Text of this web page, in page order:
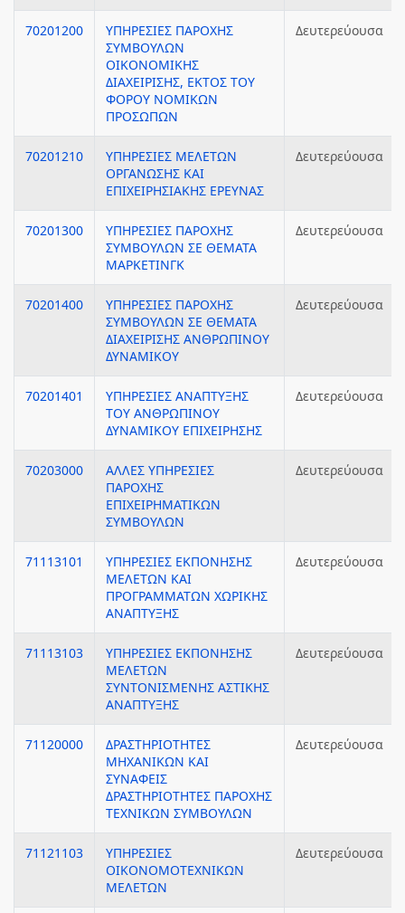
70201200
ΥΠΗΡΕΣΙΕΣ ΠΑΡΟΧΗΣ
ΣΥΜΒΟΥΛΩΝ
ΟΙΚΟΝΟΜΙΚΗΣ
ΔΙΑΧΕΙΡΙΣΗΣ, ΕΚΤΟΣ ΤΟΥ
ΦΟΡΟΥ ΝΟΜΙΚΩΝ
ΠΡΟΣΩΠΩΝ
Δευτερεύουσα
70201210
ΥΠΗΡΕΣΙΕΣ ΜΕΛΕΤΩΝ
ΟΡΓΑΝΩΣΗΣ ΚΑΙ
ΕΠΙΧΕΙΡΗΣΙΑΚΗΣ ΕΡΕΥΝΑΣ
Δευτερεύουσα
70201300
ΥΠΗΡΕΣΙΕΣ ΠΑΡΟΧΗΣ
ΣΥΜΒΟΥΛΩΝ ΣΕ ΘΕΜΑΤΑ
ΜΑΡΚΕΤΙΝΓΚ
Δευτερεύουσα
70201400
ΥΠΗΡΕΣΙΕΣ ΠΑΡΟΧΗΣ
ΣΥΜΒΟΥΛΩΝ ΣΕ ΘΕΜΑΤΑ
ΔΙΑΧΕΙΡΙΣΗΣ ΑΝΘΡΩΠΙΝΟΥ
ΔΥΝΑΜΙΚΟΥ
Δευτερεύουσα
70201401
ΥΠΗΡΕΣΙΕΣ ΑΝΑΠΤΥΞΗΣ
ΤΟΥ ΑΝΘΡΩΠΙΝΟΥ
ΔΥΝΑΜΙΚΟΥ ΕΠΙΧΕΙΡΗΣΗΣ
Δευτερεύουσα
70203000
ΑΛΛΕΣ ΥΠΗΡΕΣΙΕΣ
ΠΑΡΟΧΗΣ
ΕΠΙΧΕΙΡΗΜΑΤΙΚΩΝ
ΣΥΜΒΟΥΛΩΝ
Δευτερεύουσα
71113101
ΥΠΗΡΕΣΙΕΣ ΕΚΠΟΝΗΣΗΣ
ΜΕΛΕΤΩΝ ΚΑΙ
ΠΡΟΓΡΑΜΜΑΤΩΝ ΧΩΡΙΚΗΣ
ΑΝΑΠΤΥΞΗΣ
Δευτερεύουσα
71113103
ΥΠΗΡΕΣΙΕΣ ΕΚΠΟΝΗΣΗΣ
ΜΕΛΕΤΩΝ
ΣΥΝΤΟΝΙΣΜΕΝΗΣ ΑΣΤΙΚΗΣ
ΑΝΑΠΤΥΞΗΣ
Δευτερεύουσα
71120000
ΔΡΑΣΤΗΡΙΟΤΗΤΕΣ
ΜΗΧΑΝΙΚΩΝ ΚΑΙ
ΣΥΝΑΦΕΙΣ
ΔΡΑΣΤΗΡΙΟΤΗΤΕΣ ΠΑΡΟΧΗΣ
ΤΕΧΝΙΚΩΝ ΣΥΜΒΟΥΛΩΝ
Δευτερεύουσα
71121103
ΥΠΗΡΕΣΙΕΣ
ΟΙΚΟΝΟΜΟΤΕΧΝΙΚΩΝ
ΜΕΛΕΤΩΝ
Δευτερεύουσα